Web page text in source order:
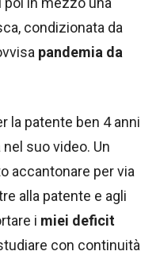
condizionata da
pandemia da
la patente ben 4 anni
suo video. Un
accantonare per via
alla patente e agli
i miei deficit
con continuità